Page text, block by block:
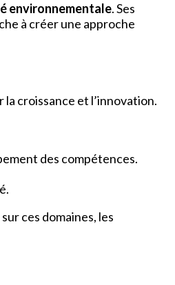
environnementale. Ses
à créer une approche
croissance et l’innovation.
des compétences.
ces domaines, les